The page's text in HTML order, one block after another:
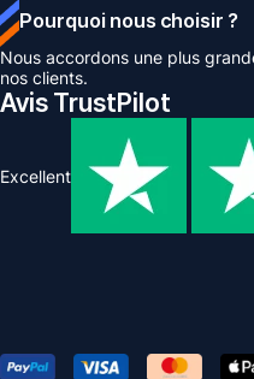
Pourquoi nous choisir ?
Nous accordons une plus
nos clients.
Avis TrustPilot
Excellent